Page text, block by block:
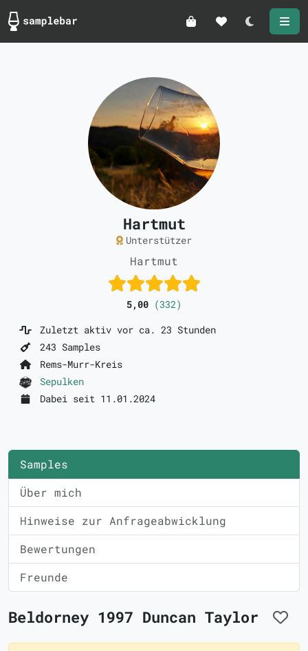
Darkmode
Hartmut
Unterstützer
Hartmut
5,00 (332)
Zuletzt aktiv vor ca. 23 Stunden
243 Samples
Rems-Murr-Kreis
Sepulken
Dabei seit 11.01.2024
Samples
Über mich
Hinweise zur Anfrageabwicklung
Bewertungen
Freunde
Beldorney 1997 Duncan Taylor